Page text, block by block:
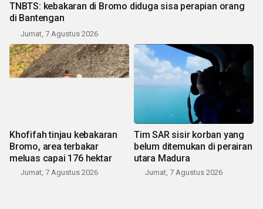
TNBTS: kebakaran di Bromo diduga sisa perapian orang
di Bantengan
Jumat, 7 Agustus 2026
Khofifah tinjau kebakaran
Bromo, area terbakar
meluas capai 176 hektar
Jumat, 7 Agustus 2026
Tim SAR sisir korban yang
belum ditemukan di perairan
utara Madura
Jumat, 7 Agustus 2026